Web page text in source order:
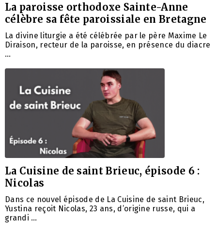
La paroisse orthodoxe Sainte-Anne
célèbre sa fête paroissiale en Bretagne
La divine liturgie a été célébrée par le père Maxime Le
Diraison, recteur de la paroisse, en présence du diacre
…
La Cuisine de saint Brieuc, épisode 6 :
Nicolas
Dans ce nouvel épisode de La Cuisine de saint Brieuc,
Yustina reçoit Nicolas, 23 ans, d’origine russe, qui a
grandi …